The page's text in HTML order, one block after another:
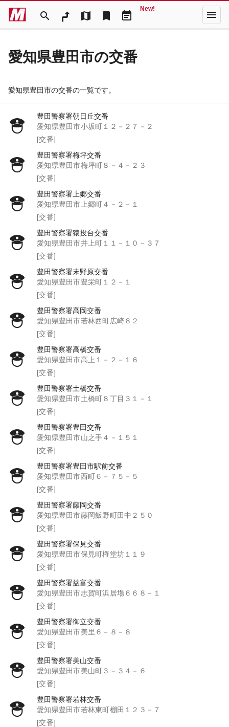
search map bookmark event_note
New! menu
愛知県豊田市の交番
愛知県豊田市の交番の一覧です。
豊田警察署朝日丘交番
愛知県豊田市小坂町１２－２７－２
[交番]
豊田警察署梅坪交番
愛知県豊田市梅坪町８－４－２３
[交番]
豊田警察署上郷交番
愛知県豊田市上郷町４－２－１
[交番]
豊田警察署猿投台交番
愛知県豊田市井上町１１－１０－３７
[交番]
豊田警察署末野原交番
愛知県豊田市豊栄町１２－１
[交番]
豊田警察署高岡交番
愛知県豊田市若林西町広崎８２
[交番]
豊田警察署高橋交番
愛知県豊田市高上１－２－１６
[交番]
豊田警察署土橋交番
愛知県豊田市土橋町８丁目３１－１
[交番]
豊田警察署豊田交番
愛知県豊田市山之手４－１５１
[交番]
豊田警察署豊田市駅前交番
愛知県豊田市西町６－７５－５
[交番]
豊田警察署藤岡交番
愛知県豊田市藤岡飯野町田中２５０
[交番]
豊田警察署保見交番
愛知県豊田市保見町権堂坊１１９
[交番]
豊田警察署益富交番
愛知県豊田市志賀町浜居場６６８－１
[交番]
豊田警察署御立交番
愛知県豊田市美里６－８－８
[交番]
豊田警察署美山交番
愛知県豊田市美山町３－３４－６
[交番]
豊田警察署若林交番
愛知県豊田市若林東町棚田１２３－７
[交番]